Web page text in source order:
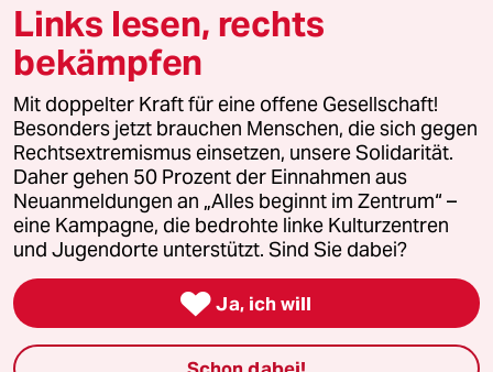
© 2026 taz Verlags und Vertriebs GmbH
Alle Rechte vorbehalten. Bei rechtlichen Fragen oder für Genehmigungen
wenden Sie sich bitte an
lizenzen@taz.de
Feedback Redaktionsstatut Kommune-Richtlinien
Leitlinie Informant Datenschutz Impressum AGB
Seitenwende Einwilligungen widerrufen (Ads)
Links lesen, rechts
bekämpfen
Mit doppelter Kraft für eine offene Gesellschaft!
Besonders jetzt brauchen Menschen, die sich gegen
Rechtsextremismus einsetzen, unsere Solidarität.
Daher gehen 50 Prozent der Einnahmen aus
Neuanmeldungen an „Alles beginnt im Zentrum“ –
eine Kampagne, die bedrohte linke Kulturzentren
und Jugendorte unterstützt. Sind Sie dabei?
 Ja, ich will